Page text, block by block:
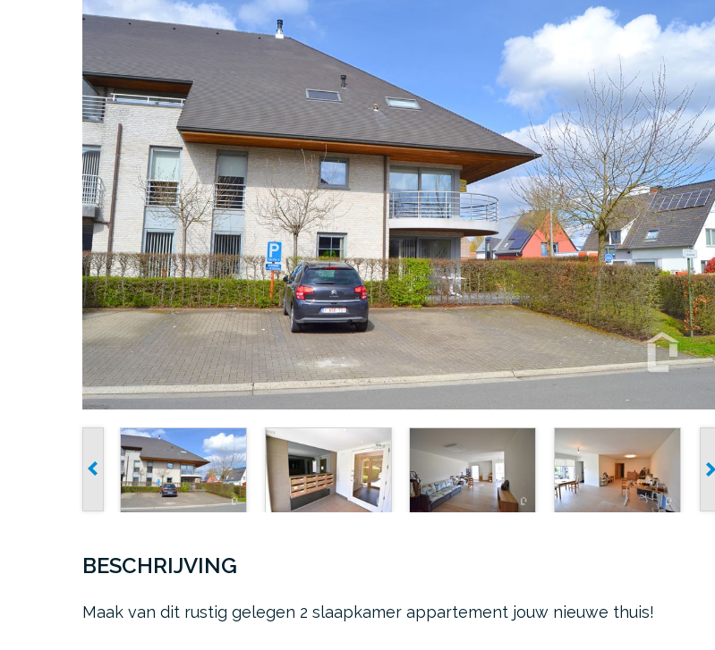
BESCHRIJVING
Maak van dit rustig gelegen 2 slaapkamer appartement jouw nieuwe thuis!